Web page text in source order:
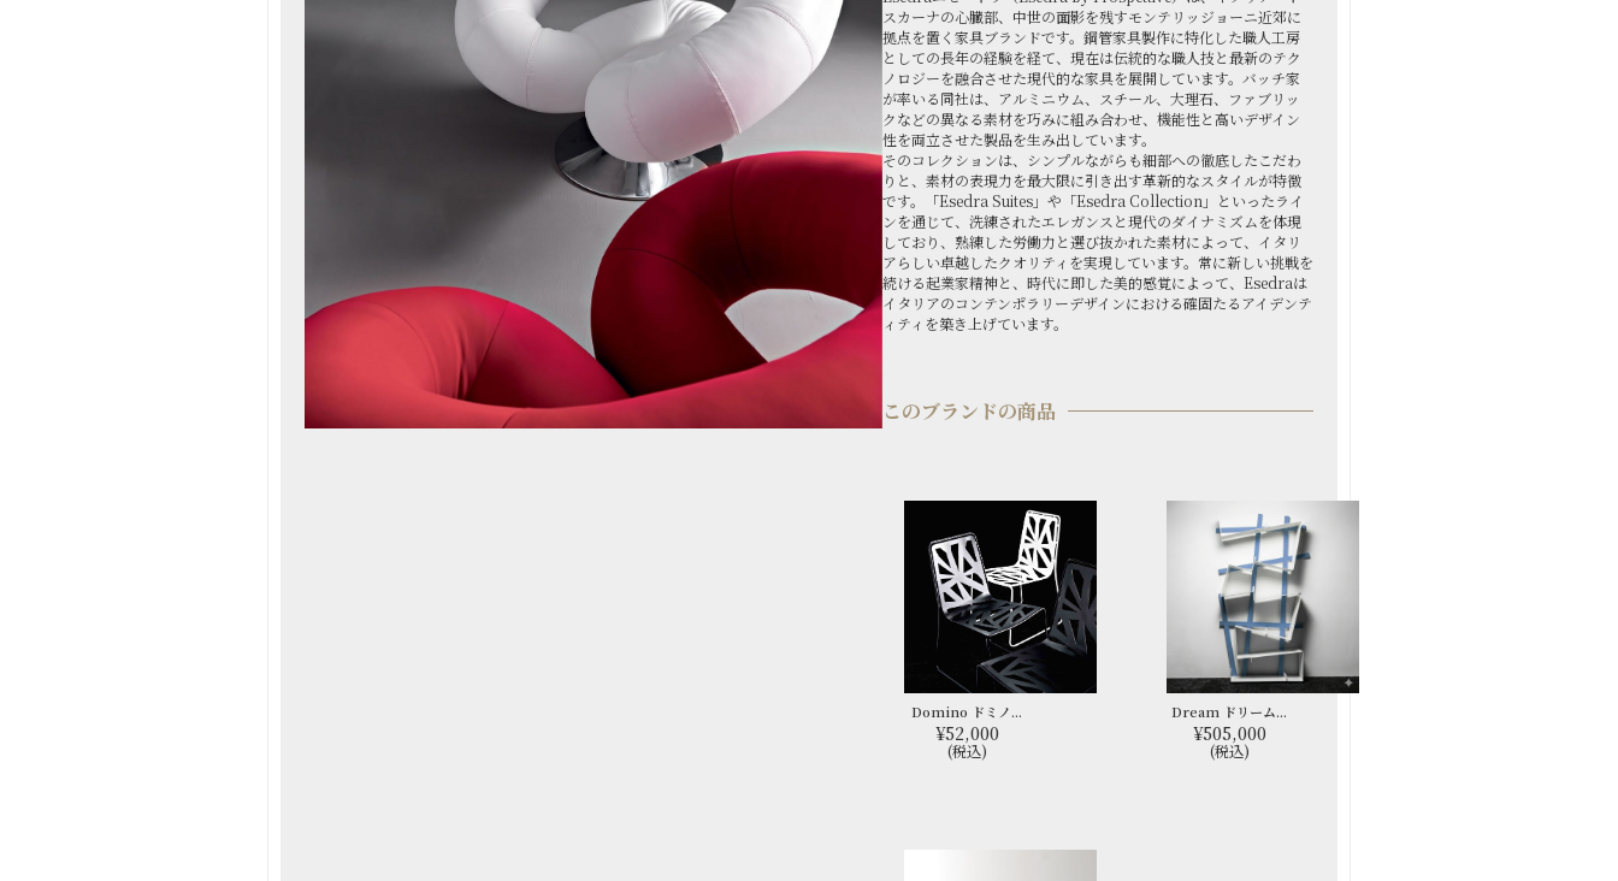
スカーナの心臓部、中世の面影を残すモンテリッジョーニ近郊に
拠点を置く家具ブランドです。鋼管家具製作に特化した職人工房
としての長年の経験を経て、現在は伝統的な職人技と最新のテク
ノロジーを融合させた現代的な家具を展開しています。バッチ家
が率いる同社は、アルミニウム、スチール、大理石、ファブリッ
クなどの異なる素材を巧みに組み合わせ、機能性と高いデザイン
性を両立させた製品を生み出しています。
そのコレクションは、シンプルながらも細部への徹底したこだわ
りと、素材の表現力を最大限に引き出す革新的なスタイルが特徴
です。「Esedra Suites」や「Esedra Collection」といったライ
ンを通じて、洗練されたエレガンスと現代のダイナミズムを体現
しており、熟練した労働力と選び抜かれた素材によって、イタリ
アらしい卓越したクオリティを実現しています。常に新しい挑戦を
続ける起業家精神と、時代に即した美的感覚によって、Esedraは
イタリアのコンテンポラリーデザインにおける確固たるアイデンテ
ィティを築き上げています。
このブランドの商品
Domino ドミノ...
¥52,000
(税込)
Dream ドリーム...
¥505,000
(税込)